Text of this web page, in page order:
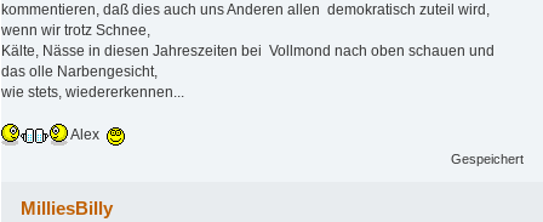
kommentieren, daß dies auch uns Anderen allen demokratisch zuteil wird,
wenn wir trotz Schnee,
Kälte, Nässe in diesen Jahreszeiten bei Vollmond nach oben schauen und
das olle Narbengesicht,
wie stets, wiedererkennen...
Alex
Gespeichert
MilliesBilly